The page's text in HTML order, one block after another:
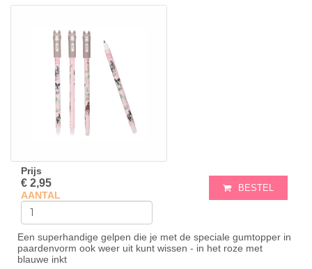
Prijs
€ 2,95
AANTAL
BESTEL
Een superhandige gelpen die je met de speciale gumtopper in
paardenvorm ook weer uit kunt wissen - in het roze met
blauwe inkt